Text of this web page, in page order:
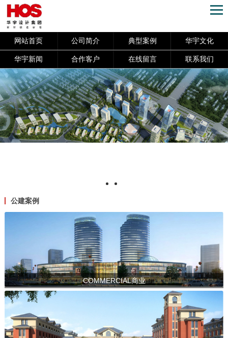
网站首页 公司简介 典型案例 华宇文化
华宇新闻 合作客户 在线留言 联系我们
公建案例
COMMERCIAL商业